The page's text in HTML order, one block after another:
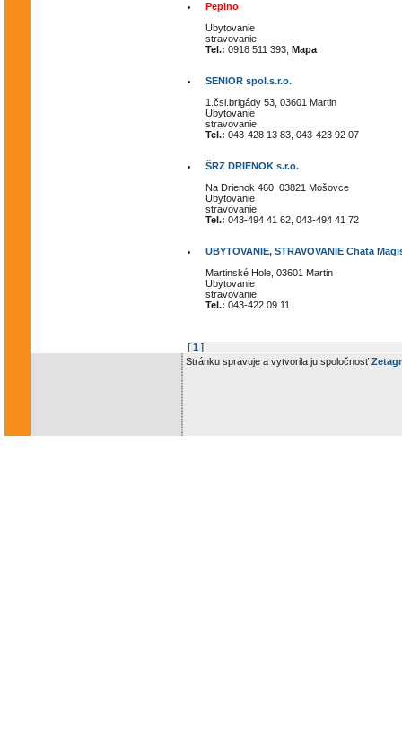
Pepino
Ubytovanie
stravovanie
Tel.: 0918 511 393, Mapa
SENIOR spol.s.r.o.
1.čsl.brigády 53, 03601 Martin
Ubytovanie
stravovanie
Tel.: 043-428 13 83, 043-423 92 07
ŠRZ DRIENOK s.r.o.
Na Drienok 460, 03821 Mošovce
Ubytovanie
stravovanie
Tel.: 043-494 41 62, 043-494 41 72
UBYTOVANIE, STRAVOVANIE Chata
Martinské Hole, 03601 Martin
Ubytovanie
stravovanie
Tel.: 043-422 09 11
[ 1 ]
Stránku spravuje a vytvorila ju spoločnosť